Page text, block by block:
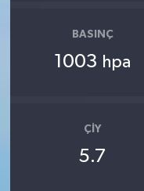
BASINÇ
1003 hpa
ÇIY
5.7